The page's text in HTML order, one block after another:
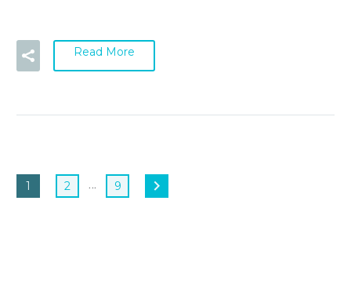
Read More
1 2 … 9